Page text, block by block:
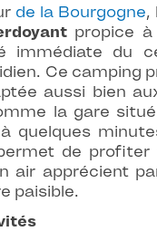
de la Bourgogne,
propice à
immédiate du
Ce camping
aussi bien
la gare
quelques
de
air apprécient
paisible.